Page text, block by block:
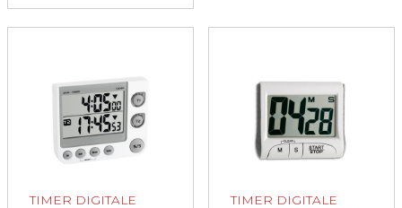
TIMER DIGITALE
TIMER DIGITALE